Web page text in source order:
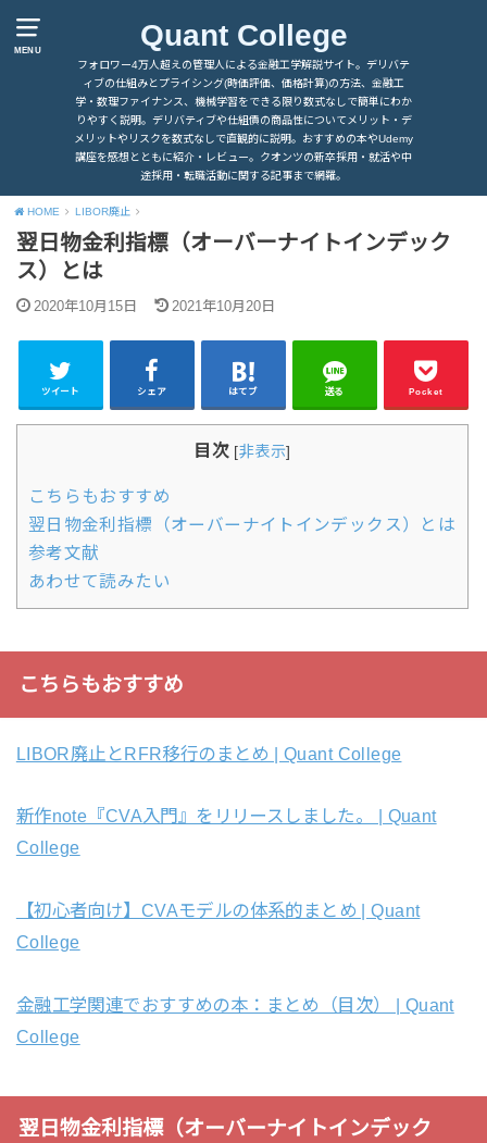
MENU Quant College
フォロワー4万人超えの管理人による金融工学解説サイト。デリバテ
ィブの仕組みとプライシング(時価評価、価格計算)の方法、金融工
学・数理ファイナンス、機械学習をできる限り数式なしで簡単にわか
りやすく説明。デリバティブや仕組債の商品性についてメリット・デ
メリットやリスクを数式なしで直観的に説明。おすすめの本やUdemy
講座を感想とともに紹介・レビュー。クオンツの新卒採用・就活や中
途採用・転職活動に関する記事まで網羅。
HOME LIBOR廃止
翌日物金利指標（オーバーナイトインデック
ス）とは
2020年10月15日 2021年10月20日
ツイート シェア はてブ 送る Pocket
目次 [非表示]
こちらもおすすめ
翌日物金利指標（オーバーナイトインデックス）とは
参考文献
あわせて読みたい
こちらもおすすめ
LIBOR廃止とRFR移行のまとめ | Quant College
新作note『CVA入門』をリリースしました。 | Quant
College
【初心者向け】CVAモデルの体系的まとめ | Quant
College
金融工学関連でおすすめの本：まとめ（目次） | Quant
College
翌日物金利指標（オーバーナイトインデック